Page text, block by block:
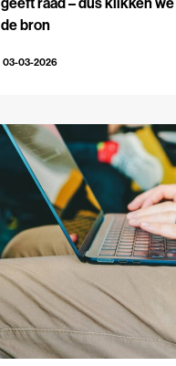
de bron
03-03-2026